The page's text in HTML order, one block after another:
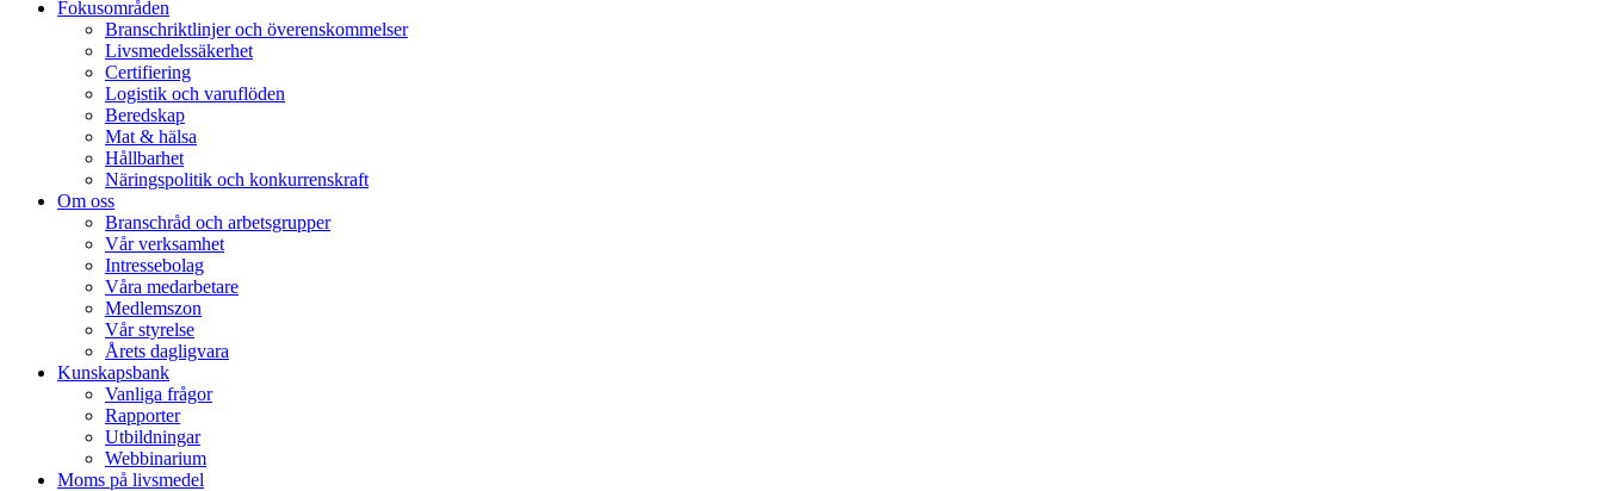
Fokusområden
Branschriktlinjer och överenskommelser
Livsmedelssäkerhet
Certifiering
Logistik och varuflöden
Beredskap
Mat & hälsa
Hållbarhet
Näringspolitik och konkurrenskraft
Om oss
Branschråd och arbetsgrupper
Vår verksamhet
Intressebolag
Våra medarbetare
Medlemszon
Vår styrelse
Årets dagligvara
Kunskapsbank
Vanliga frågor
Rapporter
Utbildningar
Webbinarium
Moms på livsmedel